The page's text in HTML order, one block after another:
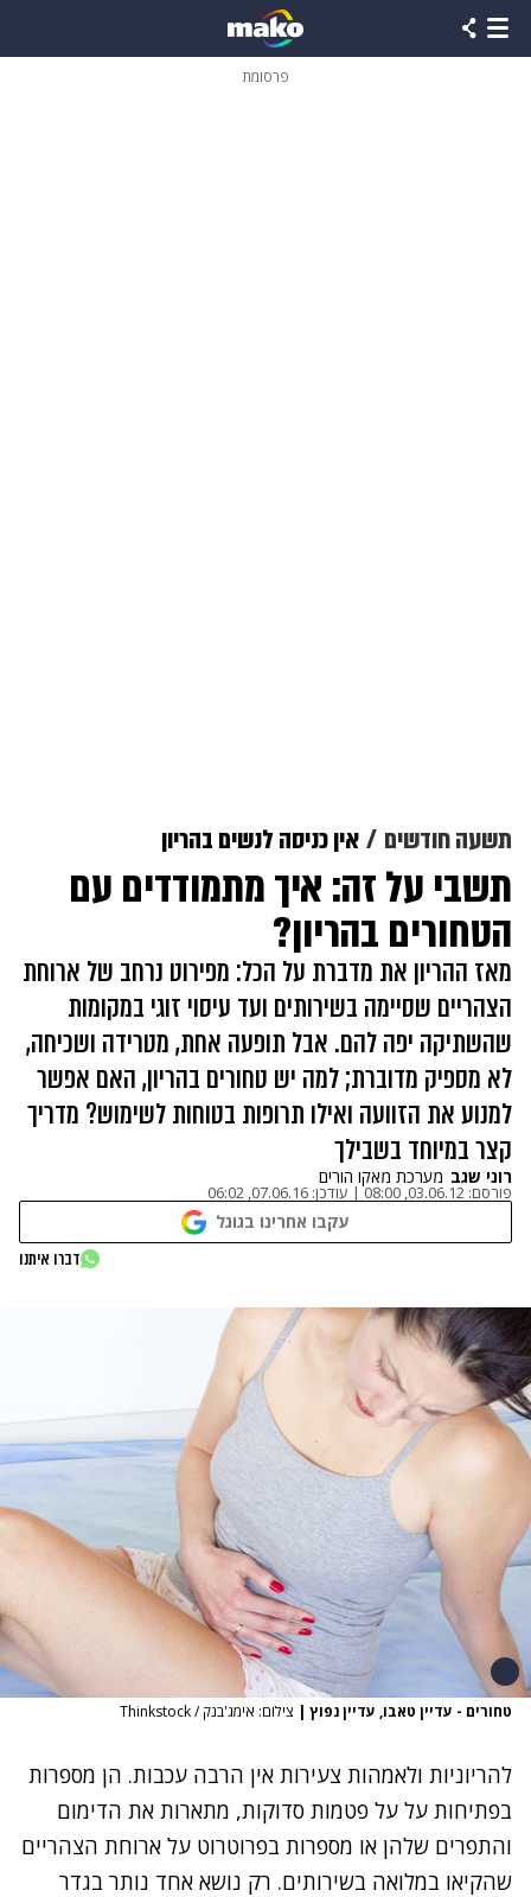
פרסומת
תשעה חודשים אין כניסה לנשים בהריון
תשבי על זה: איך מתמודדים עם
הטחורים בהריון?
מאז ההריון את מדברת על הכל: מפירוט נרחב של ארוחת
הצהריים שסיימה בשירותים ועד עיסוי זוגי במקומות
שהשתיקה יפה להם. אבל תופעה אחת, מטרידה ושכיחה,
לא מספיק מדוברת; למה יש טחורים בהריון, האם אפשר
למנוע את הזוועה ואילו תרופות בטוחות לשימוש? מדריך
קצר במיוחד בשבילך
רוני שגב מערכת מאקו הורים
פורסם: 03.06.12, 08:00
| עודכן: 07.06.16, 06:02
עקבו אחרינו בגוגל
דברו איתנו
טחורים - עדיין טאבו, עדיין נפוץ | צילום: אימג'בנק / Thinkstock
להריוניות ולאמהות צעירות אין הרבה עכבות. הן מספרות
בפתיחות על על פטמות סדוקות, מתארות את הדימום
והתפרים שלהן או מספרות בפרוטרוט על ארוחת הצהריים
שהקיאו במלואה בשירותים. רק נושא אחד נותר בגדר